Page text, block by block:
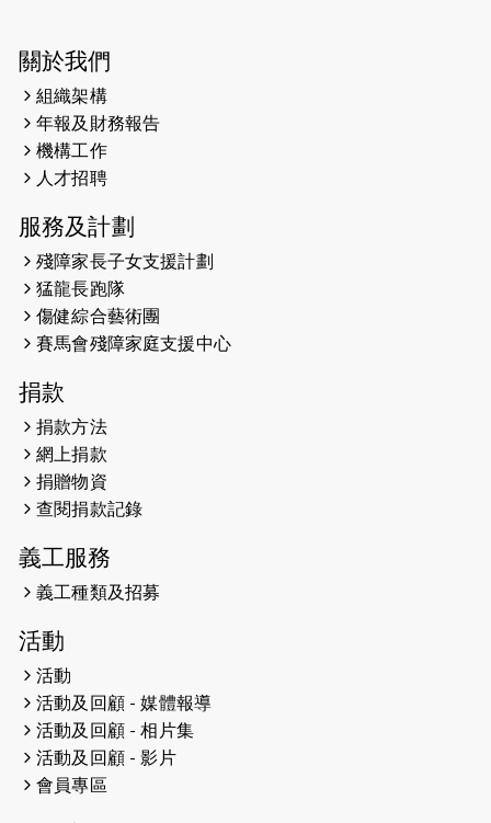
2026-05-28
2026-05-22
2026-05-21
2026-05-14
（19:00開始）
2026-05-07
開始）
2026-04-30
2026-04-25
2026-04-24
2026-04-23
2026-04-19
2026-04-16
猛龍長跑隊恆常練習 - 4月16日
（19:00開始）
2026-04-12
關於我們
組織架構
年報及財務報告
機構工作
人才招聘
服務及計劃
殘障家長子女支援計劃
猛龍長跑隊
傷健綜合藝術團
賽馬會殘障家庭支援中心
捐款
捐款方法
網上捐款
捐贈物資
查閱捐款記錄
義工服務
義工種類及招募
活動
活動
活動及回顧 - 媒體報導
活動及回顧 - 相片集
活動及回顧 - 影片
會員專區